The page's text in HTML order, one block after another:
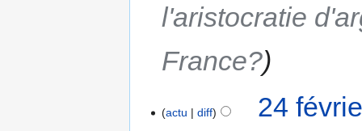
l'aristocratie
France?
actu diff
24